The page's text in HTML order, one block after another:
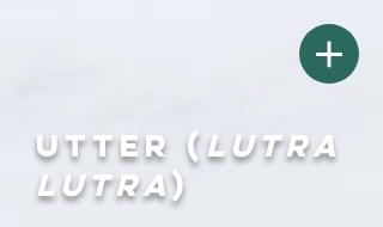
Utter ( Lutra
lutra)